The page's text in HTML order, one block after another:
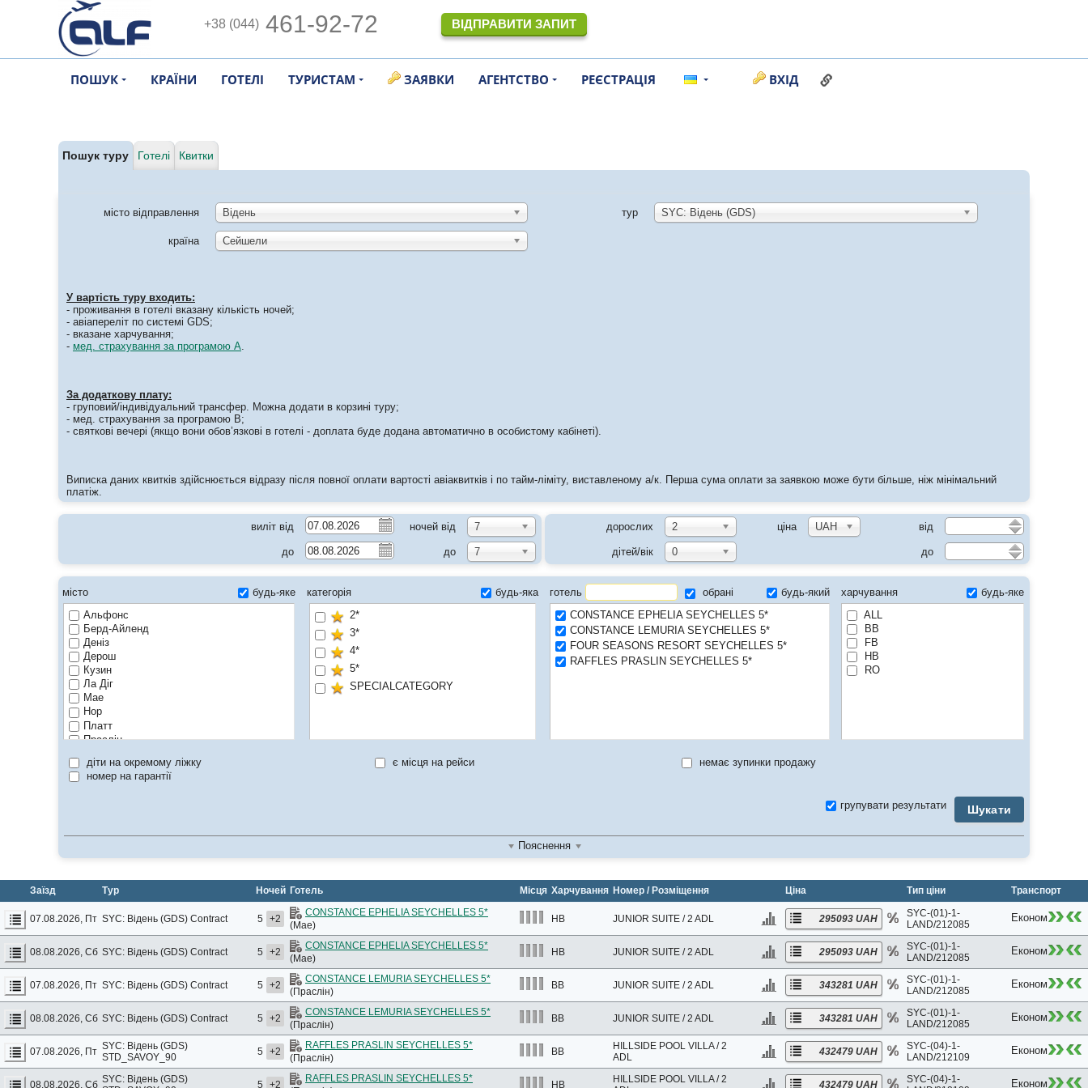
+38 (044) 461-92-72 ВІДПРАВИТИ ЗАПИТ
ПОШУК КРАЇНИ ГОТЕЛІ ТУРИСТАМ ЗАЯВКИ АГЕНТСТВО РЕЄСТРАЦІЯ ВХІД
Пошук туру Готелі Квитки
місто відправлення Відень
країна Сейшели
тур SYC: Відень (GDS)
У вартість туру входить:
- проживання в готелі вказану кількість ночей;
- авіапереліт по системі GDS;
- вказане харчування;
- мед. страхування за програмою А.
За додаткову плату:
- груповий/індивідуальний трансфер. Можна додати в корзині туру;
- мед. страхування за програмою В;
- cвяткові вечері (якщо вони обов’язкові в готелі - доплата буде додана автоматично в особистому кабінеті).
Виписка даних квитків здійснюється відразу після повної оплати вартості авіаквитків і по тайм-ліміту, виставленому а/к. Перша сума оплати за заявкою може бути більше, ніж мінімальний
платіж.
виліт від ночей від 7
до до 7
дорослих 2 ціна UAH від
дітей/вік 0 до
місто
будь-яке
Альфонс
Берд-Айленд
Деніз
Дерош
Кузин
Ла Діг
Мае
Нор
Платт
Праслін
Серф
Сілует
категорія
будь-яка
2*
3*
4*
5*
SPECIALCATEGORY
готель обрані
будь-який
CONSTANCE EPHELIA SEYCHELLES 5*
CONSTANCE LEMURIA SEYCHELLES 5*
FOUR SEASONS RESORT SEYCHELLES 5*
RAFFLES PRASLIN SEYCHELLES 5*
харчування
будь-яке
ALL
BB
FB
HB
RO
діти на окремому ліжку є місця на рейси
немає зупинки продажу
номер на гарантії
Шукати
групувати результати
Пояснення
Заїзд Тур Ночей Готель Місця Харчування Номер / Розміщення Ціна Тип ціни Транспорт
07.08.2026, Пт SYC: Відень (GDS) Contract 5 +2
CONSTANCE EPHELIA SEYCHELLES 5*
(Мае)
HB JUNIOR SUITE / 2 ADL 295093 UAH
SYC-(01)-1-
LAND/212085
Економ
08.08.2026, Сб SYC: Відень (GDS) Contract 5 +2
CONSTANCE EPHELIA SEYCHELLES 5*
(Мае)
HB JUNIOR SUITE / 2 ADL 295093 UAH
SYC-(01)-1-
LAND/212085
Економ
07.08.2026, Пт SYC: Відень (GDS) Contract 5 +2
CONSTANCE LEMURIA SEYCHELLES 5*
(Праслін)
BB JUNIOR SUITE / 2 ADL 343281 UAH
SYC-(01)-1-
LAND/212085
Економ
08.08.2026, Сб SYC: Відень (GDS) Contract 5 +2
CONSTANCE LEMURIA SEYCHELLES 5*
(Праслін)
BB JUNIOR SUITE / 2 ADL 343281 UAH
SYC-(01)-1-
LAND/212085
Економ
07.08.2026, Пт SYC: Відень (GDS)
STD_SAVOY_90
5 +2
RAFFLES PRASLIN SEYCHELLES 5*
(Праслін)
BB
HILLSIDE POOL VILLA / 2
ADL
432479 UAH
SYC-(04)-1-
LAND/212109
Економ
08.08.2026, Сб SYC: Відень (GDS)
5 +2
RAFFLES PRASLIN SEYCHELLES 5*
HB
HILLSIDE POOL VILLA / 2
432479 UAH
SYC-(04)-1-
Економ